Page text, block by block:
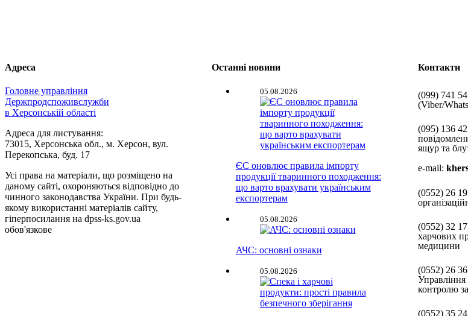
Адреса
Головне управління
Держпродспоживслужби
в Херсонській області
Адреса для листування:
73015, Херсонська обл., м. Херсон, вул.
Перекопська, буд. 17
Усі права на матеріали, що розміщено на
даному сайті, охороняються відповідно до
чинного законодавства України. При будь-
якому використанні матеріалів сайту,
гіперпосилання на dpss-ks.gov.ua
обов'язкове
Останні новини
05.08.2026
ЄС оновлює правила імпорту
продукції тваринного походження:
що варто врахувати українським
експортерам
05.08.2026
АЧС: основні ознаки
05.08.2026
Контакти
(099) 741
(Viber/
(095) 136 42
ящур та
e-mail:
(0552)26
(0552)32
харчових
медицини
(0552)26
Управління
контролю
(0552) 35